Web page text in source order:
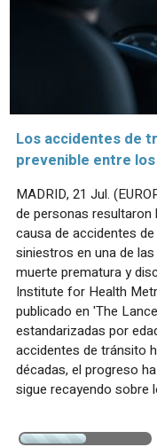
Los accidentes de
prevenible entre
MADRID, 21 Jul.
de personas resultaron
causa de accidentes
siniestros en una de
muerte prematura y
Institute for Health
publicado en 'The
estandarizadas por
accidentes de tránsito
décadas, el progreso
sigue recayendo sobre